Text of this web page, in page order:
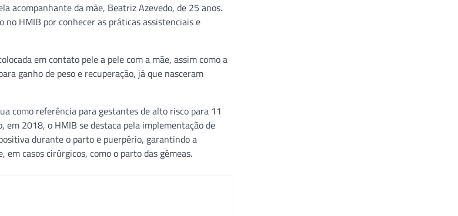
acompanhante da mãe, Beatriz Azevedo, de 25 anos.
HMIB por conhecer as práticas assistenciais e
em contato pele a pele com a mãe, assim como a
ganho de peso e recuperação, já que nasceram
como referência para gestantes de alto risco para 11
em 2018, o HMIB se destaca pela implementação de
durante o parto e puerpério, garantindo a
casos cirúrgicos, como o parto das gêmeas.